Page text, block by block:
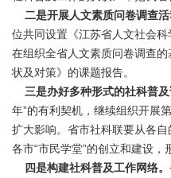
二是开展人文素质问卷调查活
位共同设置《江苏省人文社会科
在组织全省人文素质问卷调查
状及对策》的课题报告。
三是办好多种形式的社科普及
年”的有利契机，继续组织开展
扩大影响。省市社科联要从各自
各市“市民学堂”的创立和建设，
四是构建社科普及工作网络。